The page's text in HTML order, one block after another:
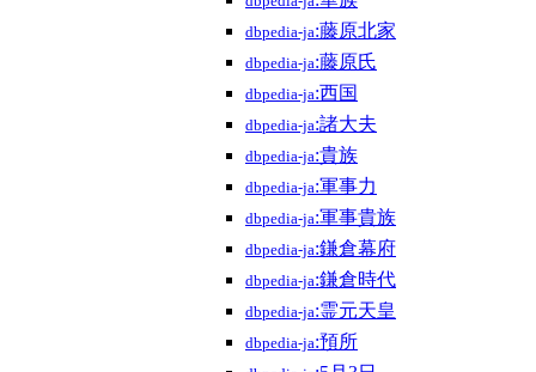
dbpedia-ja:藤原北家
dbpedia-ja:藤原氏
dbpedia-ja:西国
dbpedia-ja:諸大夫
dbpedia-ja:貴族
dbpedia-ja:軍事力
dbpedia-ja:軍事貴族
dbpedia-ja:鎌倉幕府
dbpedia-ja:鎌倉時代
dbpedia-ja:霊元天皇
dbpedia-ja:預所